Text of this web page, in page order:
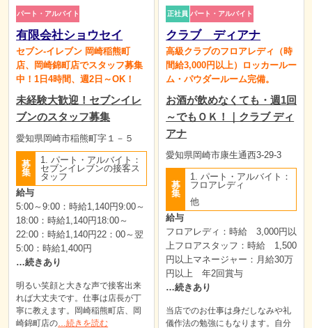
パート・アルバイト
有限会社ショウセイ
セブン-イレブン 岡崎稲熊町
店、岡崎錦町店でスタッフ募集
中！1日4時間、週2日～OK！
未経験大歓迎！セブンイレ
ブンのスタッフ募集
愛知県岡崎市稲熊町字１－５
募
集
1. パート・アルバイト：
セブンイレブンの接客ス
タッフ
給与
5:00～9:00：時給1,140円9:00～
18:00：時給1,140円18:00～
22:00：時給1,140円22：00～翌
5:00：時給1,400円
…続きあり
明るい笑顔と大きな声で接客出来
れば大丈夫です。仕事は店長が丁
寧に教えます。岡崎稲熊町店、岡
崎錦町店の …続きを読む
正社員 パート・アルバイト
クラブ ディアナ
高級クラブのフロアレディ（時
間給3,000円以上）ロッカールー
ム・パウダールーム完備。
お酒が飲めなくても・週1回
～でもＯＫ！｜クラブ ディ
アナ
愛知県岡崎市康生通西3-29-3
募
集
1. パート・アルバイト：
フロアレディ
他
給与
フロアレディ：時給 3,000円以
上フロアスタッフ：時給 1,500
円以上マネージャー：月給30万
円以上 年2回賞与
…続きあり
当店でのお仕事は身だしなみや礼
儀作法の勉強にもなります。自分